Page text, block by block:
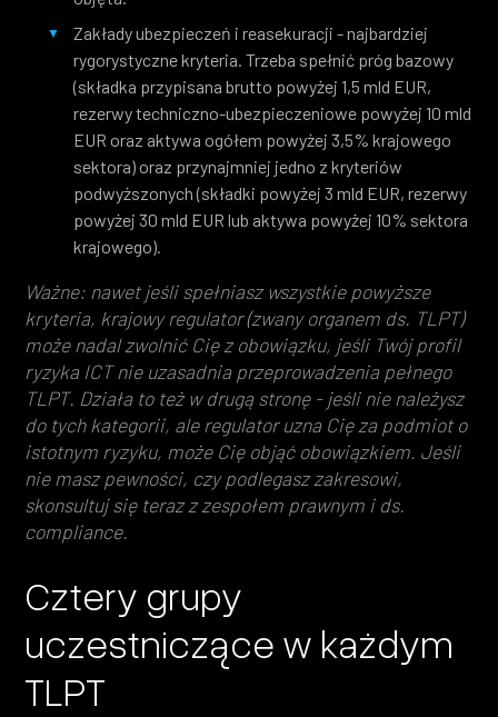
Zakłady ubezpieczeń i reasekuracji - najbardziej
rygorystyczne kryteria. Trzeba spełnić próg bazowy
(składka przypisana brutto powyżej 1,5 mld EUR,
rezerwy techniczno-ubezpieczeniowe powyżej 10 mld
EUR oraz aktywa ogółem powyżej 3,5% krajowego
sektora) oraz przynajmniej jedno z kryteriów
podwyższonych (składki powyżej 3 mld EUR, rezerwy
powyżej 30 mld EUR lub aktywa powyżej 10% sektora
krajowego).
Ważne: nawet jeśli spełniasz wszystkie powyższe
kryteria, krajowy regulator (zwany organem ds. TLPT)
może nadal zwolnić Cię z obowiązku, jeśli Twój profil
ryzyka ICT nie uzasadnia przeprowadzenia pełnego
TLPT. Działa to też w drugą stronę - jeśli nie należysz
do tych kategorii, ale regulator uzna Cię za podmiot o
istotnym ryzyku, może Cię objąć obowiązkiem. Jeśli
nie masz pewności, czy podlegasz zakresowi,
skonsultuj się teraz z zespołem prawnym i ds.
compliance.
Cztery grupy
uczestniczące w każdym
TLPT